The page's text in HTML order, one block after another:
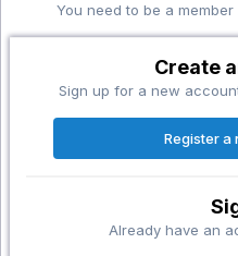
You need to be a
Create
Sign up for a new
Register a
Already have an